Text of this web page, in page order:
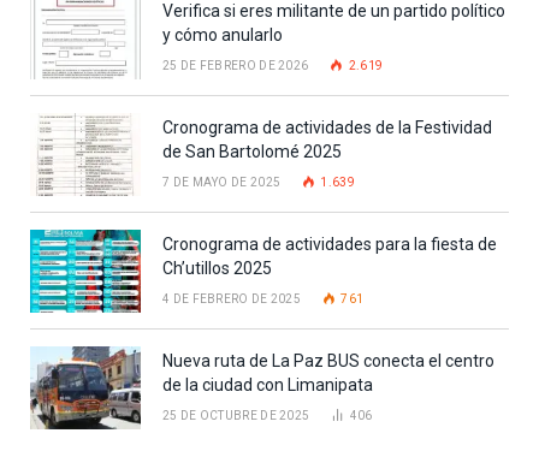
Verifica si eres militante de un partido político
y cómo anularlo
25 DE FEBRERO DE 2026 2.619
Cronograma de actividades de la Festividad
de San Bartolomé 2025
7 DE MAYO DE 2025 1.639
Cronograma de actividades para la fiesta de
Ch’utillos 2025
4 DE FEBRERO DE 2025 761
Nueva ruta de La Paz BUS conecta el centro
de la ciudad con Limanipata
25 DE OCTUBRE DE 2025 406